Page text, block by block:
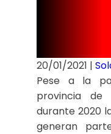
20/01/2021 |
Pese a la
provincia de
durante 2020
generan